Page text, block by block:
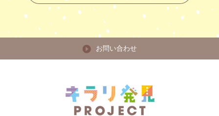
お問い合わせ